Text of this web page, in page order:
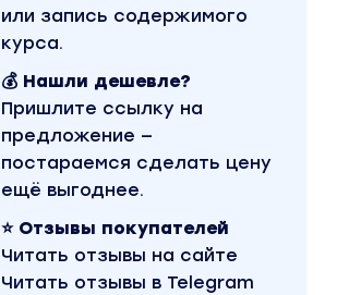
или запись содержимого
курса.
💰 Нашли дешевле?
Пришлите ссылку на
предложение —
постараемся сделать цену
ещё выгоднее.
⭐ Отзывы покупателей
Читать отзывы на сайте
Читать отзывы в Telegram